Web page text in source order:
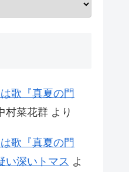
歌『真夏の門
村菜花群 より
歌『真夏の門
い深いトマス よ